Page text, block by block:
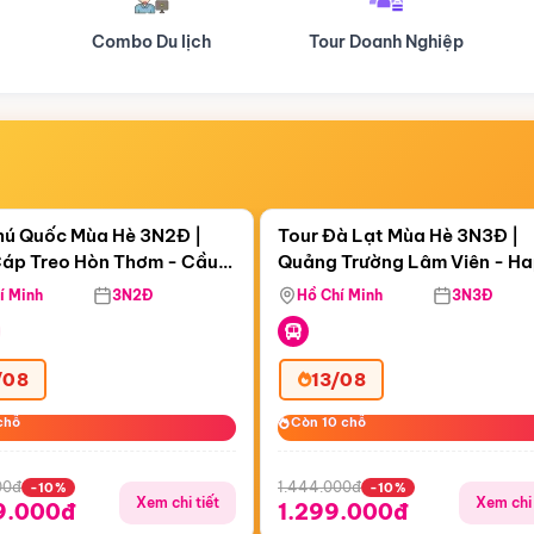
Tour Doanh Nghiệp Du lịch Hành Hương
13:47:12
Treo Hòn Thơm
Quốc Mùa Hè 3N2Đ |
Treo Hòn Thơm - Cầu
Viên Nước Aquatopia
Minh 3N2Đ
-10%
Xem chi tiết
Còn05 ngày 13:47:12
Tour Đà Lạt Mùa Hè 3N3Đ |
Quảng Trường Lâm Viên -
Hill - Puppy Farm
Hồ Chí Minh 3N3Đ
13/08
Còn 10 chỗ
Còn 10 chỗ
1.444.000đ -10%
1.299.000đ Xem